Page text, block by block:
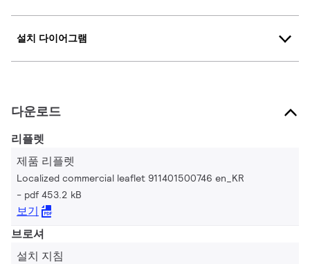
설치 다이어그램
다운로드
리플렛
제품 리플렛
Localized commercial leaflet 911401500746 en_KR
pdf 453.2 kB
보기
브로셔
설치 지침